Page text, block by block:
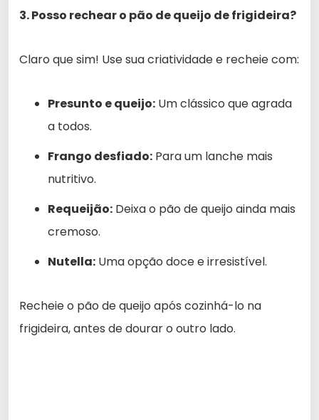
3. Posso rechear o pão de queijo de frigideira?
Claro que sim! Use sua criatividade e recheie com:
Presunto e queijo: Um clássico que agrada
a todos.
Frango desfiado: Para um lanche mais
nutritivo.
Requeijão: Deixa o pão de queijo ainda mais
cremoso.
Nutella: Uma opção doce e irresistível.
Recheie o pão de queijo após cozinhá-lo na
frigideira, antes de dourar o outro lado.